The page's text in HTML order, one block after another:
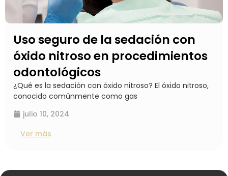
Uso seguro de la sedación con
óxido nitroso en procedimientos
odontológicos
¿Qué es la sedación con óxido nitroso? El óxido nitroso,
conocido comúnmente como gas
julio 10, 2024
Ver más